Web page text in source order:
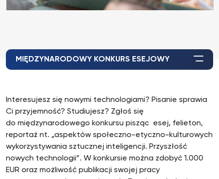
MIĘDZYNARODOWY KONKURS ESEJOWY
Interesujesz się nowymi technologiami? Pisanie sprawia
Ci przyjemność? Studiujesz? Zgłoś się
do międzynarodowego konkursu pisząc esej, felieton,
reportaż nt. „aspektów społeczno-etyczno-kulturowych
wykorzystywania sztucznej inteligencji. Przyszłość
nowych technologii”. W konkursie można zdobyć 1.000
EUR oraz możliwość publikacji swojej pracy